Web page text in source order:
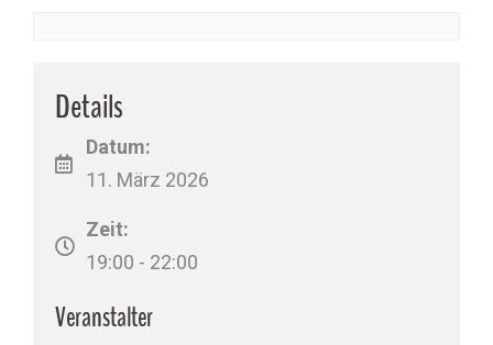
Details
Datum:
11. März 2026
Zeit:
19:00 - 22:00
Veranstalter